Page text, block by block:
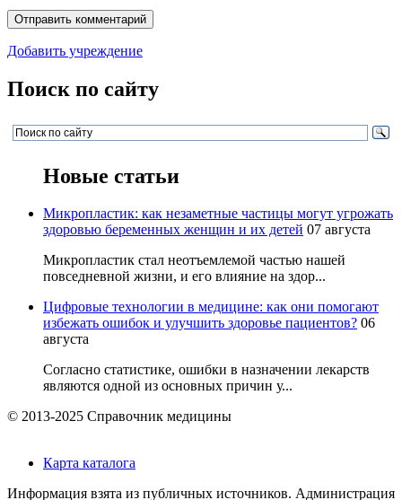
Добавить учреждение
Поиск по сайту
Новые статьи
Микропластик: как незаметные частицы могут угрожать
здоровью беременных женщин и их детей 07 августа
Микропластик стал неотъемлемой частью нашей
повседневной жизни, и его влияние на здор...
Цифровые технологии в медицине: как они помогают
избежать ошибок и улучшить здоровье пациентов? 06
августа
Согласно статистике, ошибки в назначении лекарств
являются одной из основных причин у...
© 2013-2025 Справочник медицины
Карта каталога
Информация взята из публичных источников. Администрация